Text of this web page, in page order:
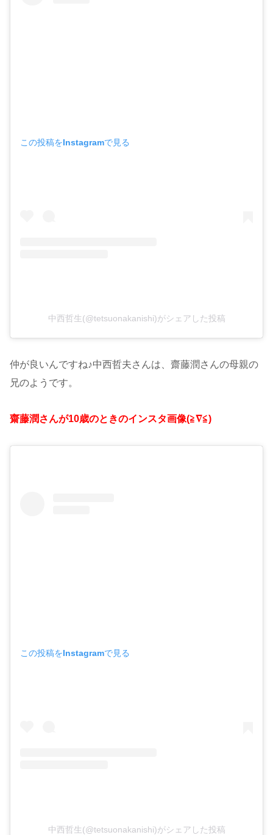
この投稿をInstagramで見る
中西哲生(@tetsuonakanishi)がシェアした投稿
仲が良いんですね♪中西哲夫さんは、齋藤潤さんの母親の
兄のようです。
齋藤潤さんが10歳のときのインスタ画像(≧∇≦)
この投稿をInstagramで見る
中西哲生(@tetsuonakanishi)がシェアした投稿